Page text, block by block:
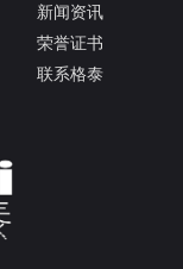
新闻资讯
荣誉证书
联系格泰